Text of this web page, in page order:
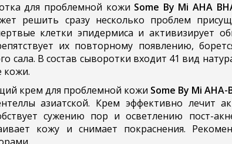
для проблемной кожи Some By Mi AHA
решить сразу несколько проблем
клетки эпидермиса и активизирует
их повторному появлению,
сала. В состав сыворотки входит 41 вид
кожи.
крем для проблемной кожи Some By Mi
азиатской. Крем эффективно лечит
сужению пор и осветлению пост-
кожу и снимает покраснения.